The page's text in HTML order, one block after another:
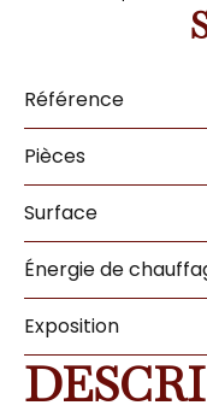
Référence
Pièces
Surface
Énergie de
Exposition